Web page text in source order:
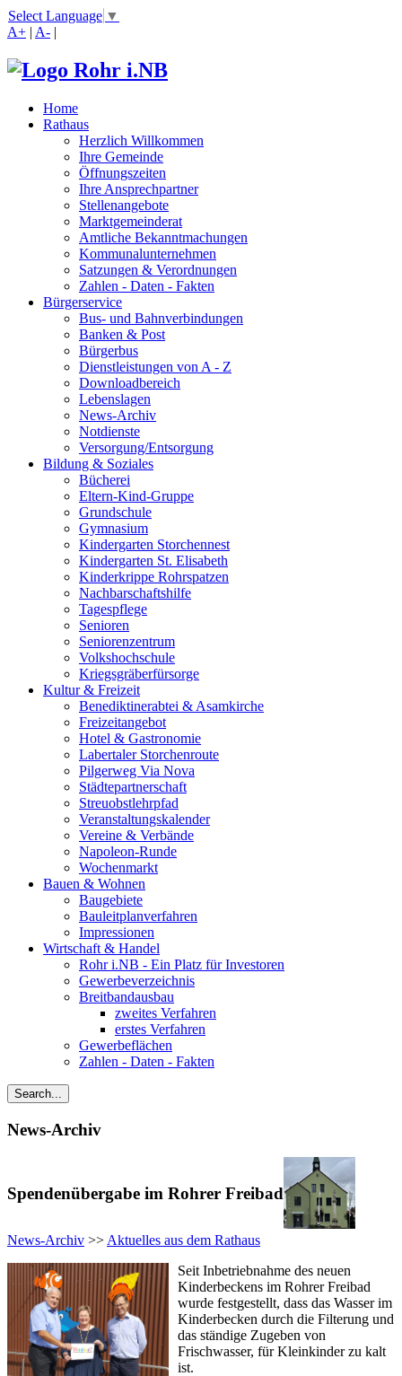
Select Language ▼
A+ | A- |
Home
Rathaus
Herzlich Willkommen
Ihre Gemeinde
Öffnungszeiten
Ihre Ansprechpartner
Stellenangebote
Marktgemeinderat
Amtliche Bekanntmachungen
Kommunalunternehmen
Satzungen & Verordnungen
Zahlen - Daten - Fakten
Bürgerservice
Bus- und Bahnverbindungen
Banken & Post
Bürgerbus
Dienstleistungen von A - Z
Downloadbereich
Lebenslagen
News-Archiv
Notdienste
Versorgung/Entsorgung
Bildung & Soziales
Bücherei
Eltern-Kind-Gruppe
Grundschule
Gymnasium
Kindergarten Storchennest
Kindergarten St. Elisabeth
Kinderkrippe Rohrspatzen
Nachbarschaftshilfe
Tagespflege
Senioren
Seniorenzentrum
Volkshochschule
Kriegsgräberfürsorge
Kultur & Freizeit
Benediktinerabtei & Asamkirche
Freizeitangebot
Hotel & Gastronomie
Labertaler Storchenroute
Pilgerweg Via Nova
Städtepartnerschaft
Streuobstlehrpfad
Veranstaltungskalender
Vereine & Verbände
Napoleon-Runde
Wochenmarkt
Bauen & Wohnen
Baugebiete
Bauleitplanverfahren
Impressionen
Wirtschaft & Handel
Rohr i.NB - Ein Platz für Investoren
Gewerbeverzeichnis
Breitbandausbau
zweites Verfahren
erstes Verfahren
Gewerbeflächen
Zahlen - Daten - Fakten
News-Archiv
Spendenübergabe im Rohrer Freibad
News-Archiv >> Aktuelles aus dem Rathaus
Seit Inbetriebnahme des neuen
Kinderbeckens im Rohrer Freibad
wurde festgestellt, dass das Wasser im
Kinderbecken durch die Filterung und
das ständige Zugeben von
Frischwasser, für Kleinkinder zu kalt
ist.